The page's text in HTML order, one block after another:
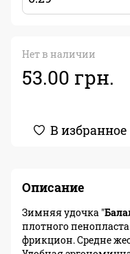
Нет в наличии
53.00 грн.
В избранное
Описание
Зимняя удочка "
плотного
фрикцион. Средне